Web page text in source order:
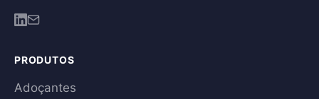
PRODUTOS
Adoçantes